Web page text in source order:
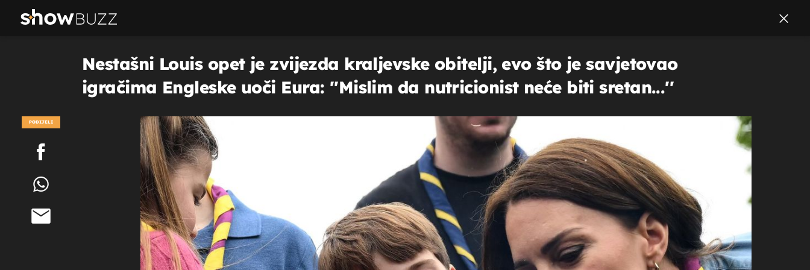
Nestašni Louis opet je zvijezda kraljevske obitelji, evo što je savjetovao
igračima Engleske uoči Eura: ''Mislim da nutricionist neće biti sretan...''
PODIJELI
POGLEDAJ